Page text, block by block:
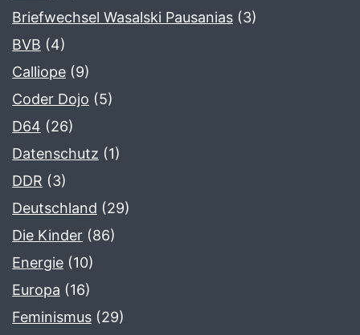
Briefwechsel Wasalski Pausanias (3)
BVB (4)
Calliope (9)
Coder Dojo (5)
D64 (26)
Datenschutz (1)
DDR (3)
Deutschland (29)
Die Kinder (86)
Energie (10)
Europa (16)
Feminismus (29)